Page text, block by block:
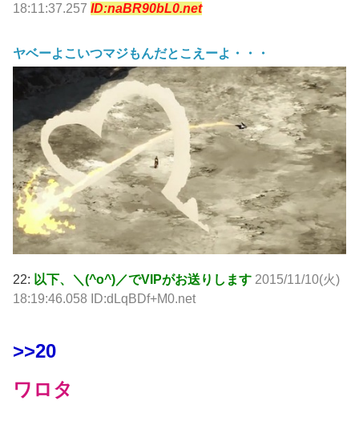
18:11:37.257 ID:naBR90bL0.net
ヤベーよこいつマジもんだとこえーよ・・・
22: 以下、＼(^o^)／でVIPがお送りします 2015/11/10(火)
18:19:46.058 ID:dLqBDf+M0.net
>>20
ワロタ